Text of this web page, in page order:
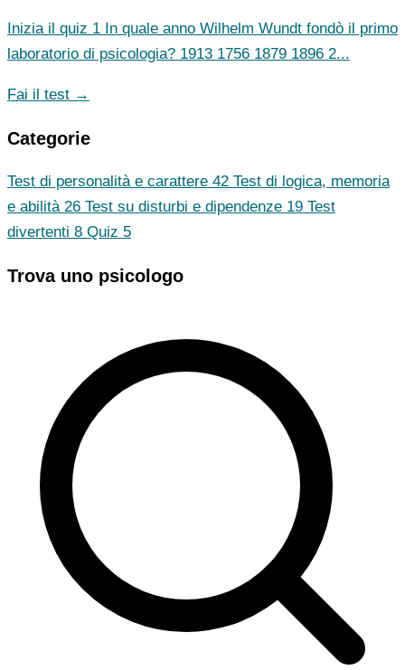
Inizia il quiz 1 In quale anno Wilhelm Wundt fondò il primo
laboratorio di psicologia? 1913 1756 1879 1896 2...
Fai il test →
Categorie
Test di personalità e carattere 42 Test di logica, memoria
e abilità 26 Test su disturbi e dipendenze 19 Test
divertenti 8 Quiz 5
Trova uno psicologo